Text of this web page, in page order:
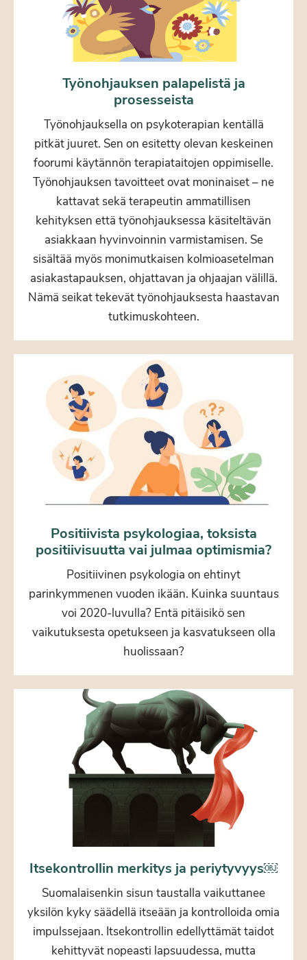
Työnohjauksen palapelistä ja
prosesseista
Työnohjauksella on psykoterapian kentällä
pitkät juuret. Sen on esitetty olevan keskeinen
foorumi käytännön terapiataitojen oppimiselle.
Työnohjauksen tavoitteet ovat moninaiset – ne
kattavat sekä terapeutin ammatillisen
kehityksen että työnohjauksessa käsiteltävän
asiakkaan hyvinvoinnin varmistamisen. Se
sisältää myös monimutkaisen kolmioasetelman
asiakastapauksen, ohjattavan ja ohjaajan välillä.
Nämä seikat tekevät työnohjauksesta haastavan
tutkimuskohteen.
Positiivista psykologiaa, toksista
positiivisuutta vai julmaa optimismia?
Positiivinen psykologia on ehtinyt
parinkymmenen vuoden ikään. Kuinka suuntaus
voi 2020-luvulla? Entä pitäisikö sen
vaikutuksesta opetukseen ja kasvatukseen olla
huolissaan?
Itsekontrollin merkitys ja periytyvyys￼
Suomalaisenkin sisun taustalla vaikuttanee
yksilön kyky säädellä itseään ja kontrolloida omia
impulssejaan. Itsekontrollin edellyttämät taidot
kehittyvät nopeasti lapsuudessa, mutta